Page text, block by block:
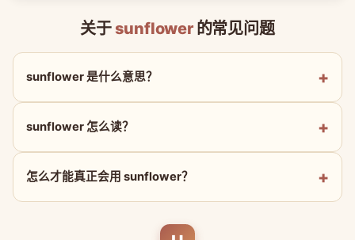
关于 sunflower的常见问题
sunflower 是什么意思？
sunflower 怎么读？
怎么才能真正会用 sunflower？